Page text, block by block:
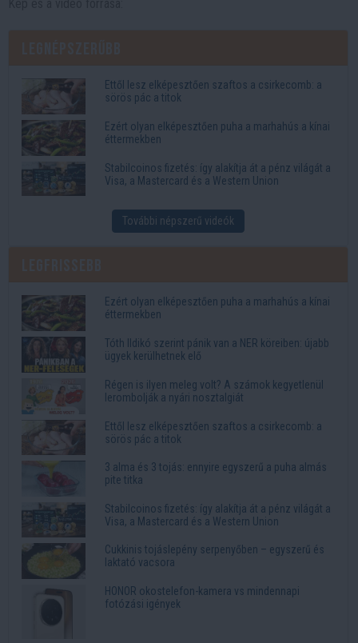
Ettől lesz elképesztően szaftos a csirkecomb: a
sörös pác a titok
Ezért olyan elképesztően puha a marhahús a kínai
éttermekben
Stabilcoinos fizetés: így alakítja át a pénz világát a
Visa, a Mastercard és a Western Union
További népszerű videók
Ezért olyan elképesztően puha a marhahús a kínai
éttermekben
Tóth Ildikó szerint pánik van a NER köreiben: újabb
ügyek kerülhetnek elő
Régen is ilyen meleg volt? A számok kegyetlenül
lerombolják a nyári nosztalgiát
Ettől lesz elképesztően szaftos a csirkecomb: a
sörös pác a titok
3 alma és 3 tojás: ennyire egyszerű a puha almás
pite titka
Stabilcoinos fizetés: így alakítja át a pénz világát a
Visa, a Mastercard és a Western Union
Cukkinis tojáslepény serpenyőben – egyszerű és
laktató vacsora
HONOR okostelefon-kamera vs mindennapi
fotózási igények